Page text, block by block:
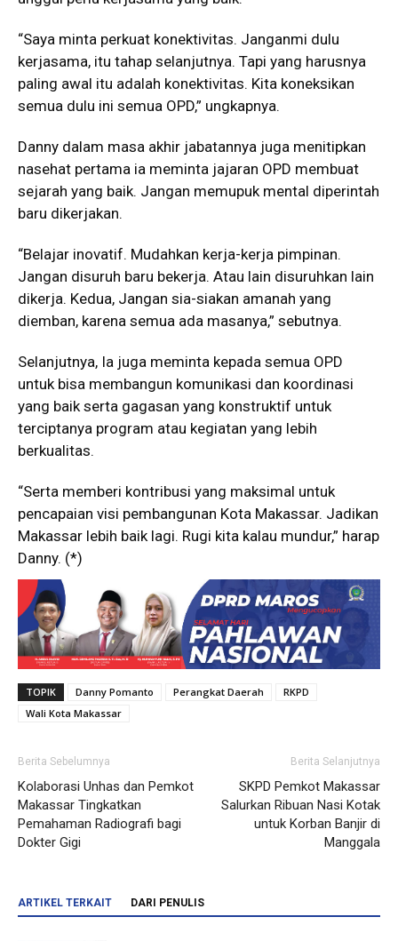
“Saya minta perkuat konektivitas. Janganmi dulu
kerjasama, itu tahap selanjutnya. Tapi yang harusnya
paling awal itu adalah konektivitas. Kita koneksikan
semua dulu ini semua OPD,” ungkapnya.
Danny dalam masa akhir jabatannya juga menitipkan
nasehat pertama ia meminta jajaran OPD membuat
sejarah yang baik. Jangan memupuk mental diperintah
baru dikerjakan.
“Belajar inovatif. Mudahkan kerja-kerja pimpinan.
Jangan disuruh baru bekerja. Atau lain disuruhkan lain
dikerja. Kedua, Jangan sia-siakan amanah yang
diemban, karena semua ada masanya,” sebutnya.
Selanjutnya, Ia juga meminta kepada semua OPD
untuk bisa membangun komunikasi dan koordinasi
yang baik serta gagasan yang konstruktif untuk
terciptanya program atau kegiatan yang lebih
berkualitas.
“Serta memberi kontribusi yang maksimal untuk
pencapaian visi pembangunan Kota Makassar. Jadikan
Makassar lebih baik lagi. Rugi kita kalau mundur,” harap
Danny. (*)
TOPIK Danny Pomanto Perangkat Daerah
RKPD
Wali Kota Makassar
Berita Sebelumnya
Kolaborasi Unhas dan Pemkot
Makassar Tingkatkan
Pemahaman Radiografi bagi
Dokter Gigi
Berita Selanjutnya
SKPD Pemkot Makassar
Salurkan Ribuan Nasi Kotak
untuk Korban Banjir di
Manggala
ARTIKEL TERKAIT DARI PENULIS